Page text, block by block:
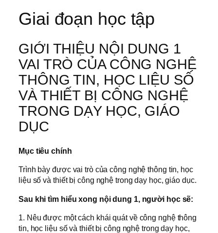
Giai đoạn học tập
GIỚI THIỆU NỘI DUNG 1
VAI TRÒ CỦA CÔNG NGHỆ
THÔNG TIN, HỌC LIỆU SỐ
VÀ THIẾT BỊ CÔNG NGHỆ
TRONG DẠY HỌC, GIÁO
DỤC
Mục tiêu chính
Trình bày được vai trò của công nghệ thông tin, học
liệu số và thiết bị công nghệ trong dạy học, giáo dục.
Sau khi tìm hiểu xong nội dung 1, người học sẽ:
1. Nêu được một cách khái quát về công nghệ thông
tin, học liệu số và thiết bị công nghệ trong dạy học,